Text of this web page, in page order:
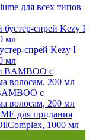
для всех типов
спрей Kezy I
мл
с
волосам, 200 мл